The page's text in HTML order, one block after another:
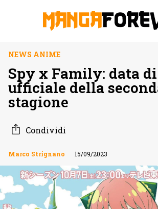
NEWS ANIME
Spy x Family: data
ufficiale della
stagione
Condividi
Marco Strignano 15/09/2023